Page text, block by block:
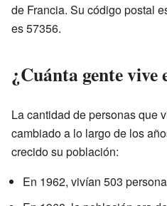
de Francia. Su código postal
es 57356.
¿Cuánta gente vive
La cantidad de personas que
cambiado a lo largo de los
crecido su población:
En 1962, vivían 503